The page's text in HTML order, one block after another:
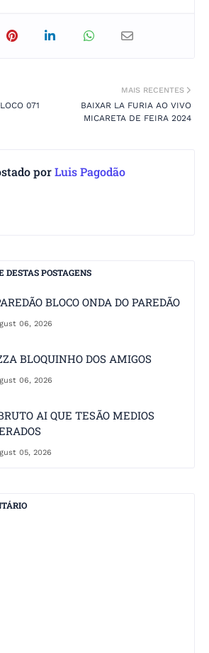
MAIS RECENTES
BAIXAR LA FURIA AO VIVO
MICARETA DE FEIRA 2024
071
porLuis Pagodão
DESTAS POSTAGENS
BLOCO ONDA DO PAREDÃO
06, 2026
BLOQUINHO DOS AMIGOS
06, 2026
AI QUE TESÃO MEDIOS
05, 2026